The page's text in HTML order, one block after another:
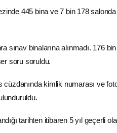
445 bina ve 7 bin 178 salonda
sınav binalarına alınmadı. 176
soru soruldu.
kimlik numarası ve
tarihten itibaren 5 yıl geçerli